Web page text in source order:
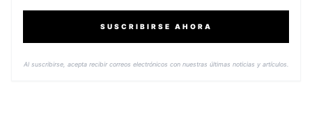
SUSCRIBIRSE AHORA
Al suscribirse, acepta recibir correos electrónicos con nuestras últimas noticias y artículos.